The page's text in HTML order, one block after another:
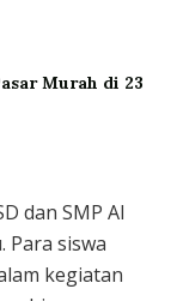
Murah di 23
dan SMP Al
Para siswa
kegiatan